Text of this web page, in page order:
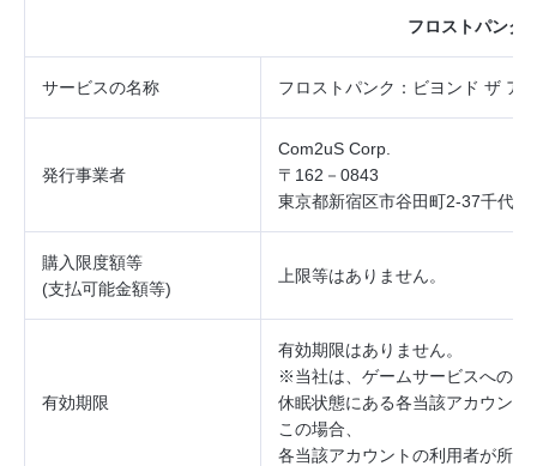
フロストパンク
サービスの名称 フロストパンク：ビヨンド ザ ア
発行事業者
Com2uS Corp.
〒162－0843
東京都新宿区市谷田町2‐37千代
購入限度額等
(支払可能金額等)
上限等はありません。
有効期限
有効期限はありません。
※当社は、ゲームサービスへのロ
休眠状態にある各当該アカウン
この場合、
各当該アカウントの利用者が所